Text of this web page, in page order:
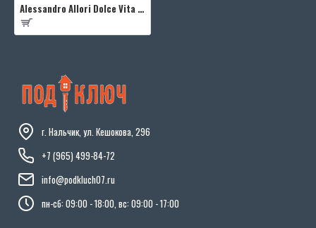
Alessandro Allori Dolce Vita RDV2407-3
г. Нальчик, ул. Кешокова, 296
+7 (965) 499-84-72
info@podkluch07.ru
пн-сб: 09:00 - 18:00, вс: 09:00 - 17:00